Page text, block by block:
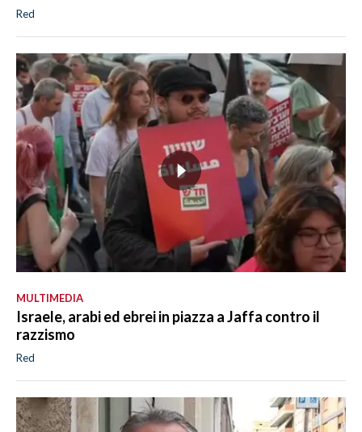
Red
MULTIMEDIA
Israele, arabi ed ebrei in piazza a Jaffa contro il
razzismo
Red